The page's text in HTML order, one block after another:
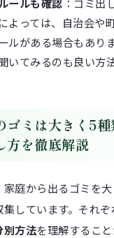
よっては、自治会や
ルがある場合もあり
いてみるのも良い方法
ゴミは大きく5
方を徹底解説
庭から出るゴミを
しています。それ
別方法を理解すること